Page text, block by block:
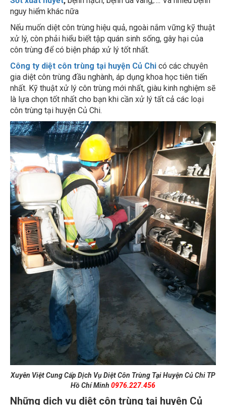
nguy hiểm khác nữa
Nếu muốn diệt côn trùng hiệu quả, ngoài nắm vững kỹ thuật
xử lý, còn phải hiểu biết tập quán sinh sống, gây hại của
côn trùng để có biện pháp xử lý tốt nhất.
Công ty diệt côn trùng tại huyện Củ Chi có các chuyên
gia diệt côn trùng đầu nghành, áp dụng khoa học tiên tiến
nhất. Kỹ thuật xử lý côn trùng mới nhất, giàu kinh nghiệm sẽ
là lựa chọn tốt nhất cho bạn khi cần xử lý tất cả các loại
côn trùng tại huyện Củ Chi.
Xuyên Việt Cung Cấp Dịch Vụ Diệt Côn Trùng Tại Huyện Củ Chi TP
Hồ Chí Minh0976.227.456
Những dịch vụ diệt côn trùng tại huyện Củ